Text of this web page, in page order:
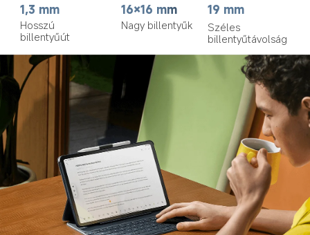
1,3 mm
Hosszú
billentyűút
16×16 mm
Nagy billentyűk
19 mm
Széles
billentyűtávolság